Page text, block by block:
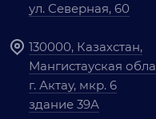
ул. Северная, 60
130000, Казахстан,
Мангистауская
г. Актау, мкр. 6
здание 39А